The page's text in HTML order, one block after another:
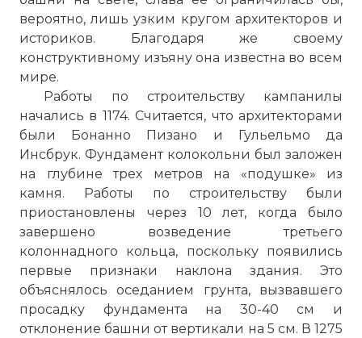
вероятно, лишь узким кругом архитекторов и
историков. Благодаря же своему
конструктивному изъяну она известна во всем
мире.
Работы по строительству кампанилы
начались в 1174. Считается, что архитекторами
были Бонанно Пизано и Гульельмо да
Инсбрук. Фундамент колокольни был заложен
на глубине трех метров на «подушке» из
камня. Работы по строительству были
приостановлены через 10 лет, когда было
завершено возведение третьего
колоннадного кольца, поскольку появились
первые признаки наклона здания. Это
объяснялось оседанием грунта, вызвавшего
просадку фундамента на 30-40 см и
отклонение башни от вертикали на 5 см. В 1275